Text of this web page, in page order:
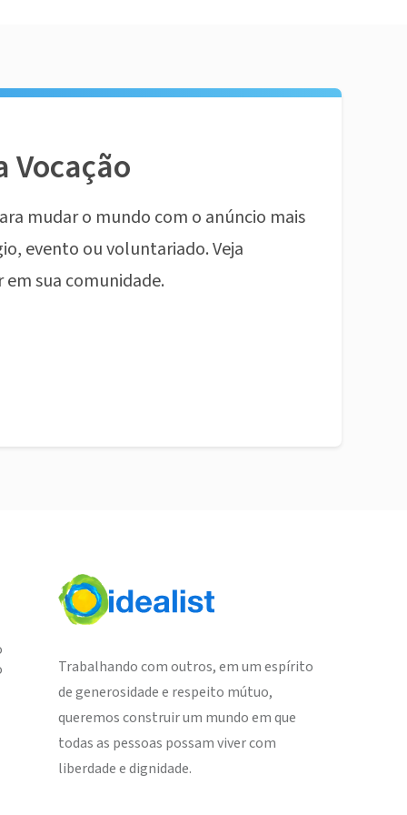
Vocação
mudar o mundo com o anúncio mais
evento ou voluntariado. Veja
sua comunidade.
Trabalhando com outros, em um espírito
de generosidade e respeito mútuo,
queremos construir um mundo em que
todas as pessoas possam viver com
liberdade e dignidade.